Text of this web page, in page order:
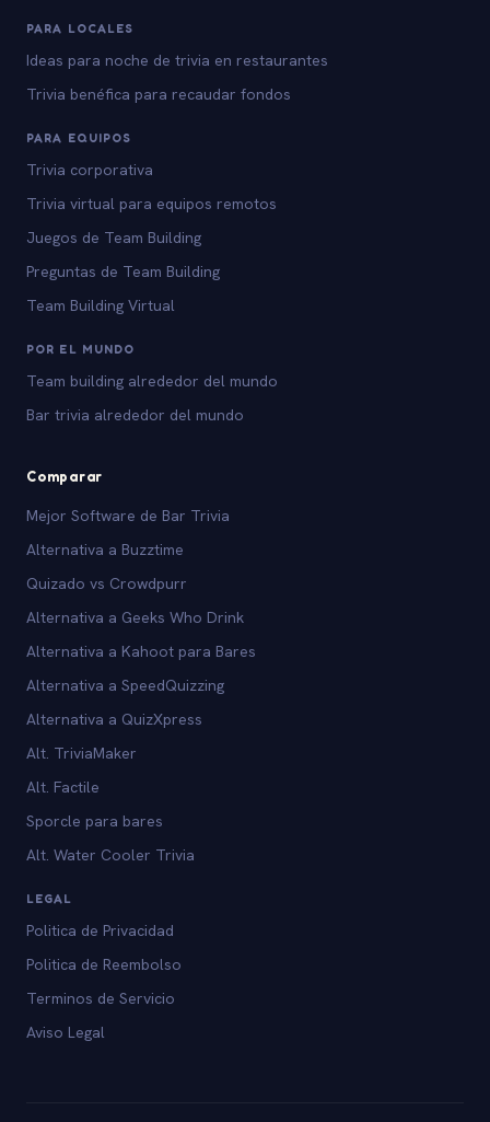
PARA LOCALES
Ideas para noche de trivia en restaurantes
Trivia benéfica para recaudar fondos
PARA EQUIPOS
Trivia corporativa
Trivia virtual para equipos remotos
Juegos de Team Building
Preguntas de Team Building
Team Building Virtual
POR EL MUNDO
Team building alrededor del mundo
Bar trivia alrededor del mundo
Comparar
Mejor Software de Bar Trivia
Alternativa a Buzztime
Quizado vs Crowdpurr
Alternativa a Geeks Who Drink
Alternativa a Kahoot para Bares
Alternativa a SpeedQuizzing
Alternativa a QuizXpress
Alt. TriviaMaker
Alt. Factile
Sporcle para bares
Alt. Water Cooler Trivia
LEGAL
Politica de Privacidad
Politica de Reembolso
Terminos de Servicio
Aviso Legal